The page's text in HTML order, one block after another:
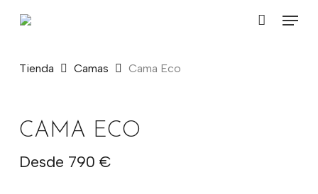
content
Menu
Tienda Camas Cama Eco
CAMA ECO
Desde 790 €